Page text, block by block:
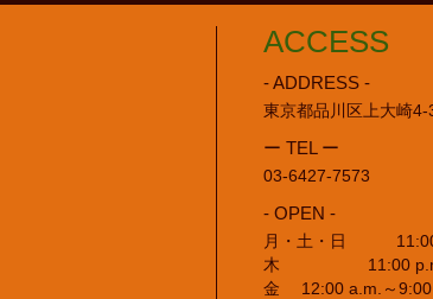
ACCESS
- ADDRESS -
東京都品川区上大崎
ー TEL ー
03-6427-7573
- OPEN -
月・土・日 11:00
木 11:00 p.m.
金 12:00 a.m.～9:00